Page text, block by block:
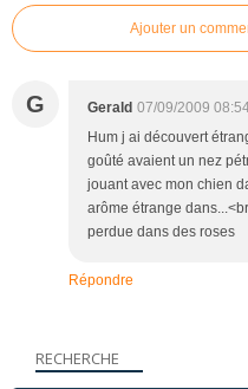
Ajouter un
G Gerald 07/09/2009
Hum j ai découvert
goûté avaient un nez
jouant avec mon chien
arôme étrange
perdue dans des roses
Répondre
RECHERCHE